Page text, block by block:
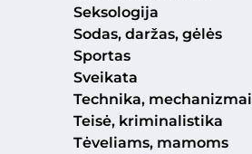
Seksologija
Sodas, daržas, gėlės
Sportas
Sveikata
Technika, mechanizmai
Teisė, kriminalistika
Tėveliams, mamoms